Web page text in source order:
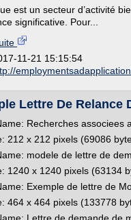
est un secteur d’activité
significative. Pour...
11-21 15:15:54
Lettre De Relance
Recherches associees
212 x 212 pixels (69086
modele de lettre de
1240 x 1240 pixels (63134
Exemple de lettre de
464 x 464 pixels (133778